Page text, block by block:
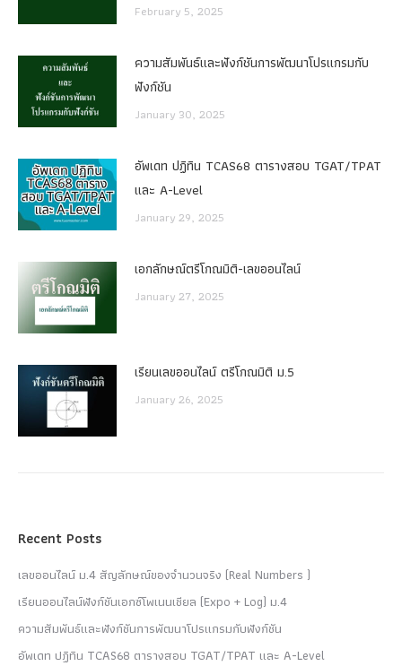
February 5, 2025
ความสัมพันธ์และฟังก์ชันการพัฒนาโปรแกรมกับ
ฟังก์ชัน
January 30, 2025
อัพเดท ปฏิทิน TCAS68 ตารางสอบ TGAT/TPAT
และ A-Level
January 29, 2025
เอกลักษณ์ตรีโกณมิติ-เลขออนไลน์
January 27, 2025
เรียนเลขออนไลน์ ตรีโกณมิติ ม.5
January 26, 2025
Recent Posts
เลขออนไลน์ ม.4 สัญลักษณ์ของจำนวนจริง (Real Numbers )
เรียนออนไลน์ฟังก์ชันเอกซ์โพเนนเชียล (Expo + Log) ม.4
ความสัมพันธ์และฟังก์ชันการพัฒนาโปรแกรมกับฟังก์ชัน
อัพเดท ปฏิทิน TCAS68 ตารางสอบ TGAT/TPAT และ A-Level